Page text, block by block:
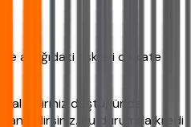
aşağıdaki riskleri dikkate
geliriniz düştüğünde
Bu durumda kredi